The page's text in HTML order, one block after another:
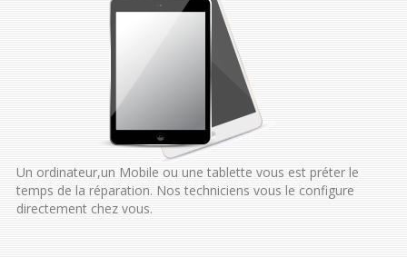
Un ordinateur,un Mobile ou une tablette vous est préter le
temps de la réparation. Nos techniciens vous le configure
directement chez vous.